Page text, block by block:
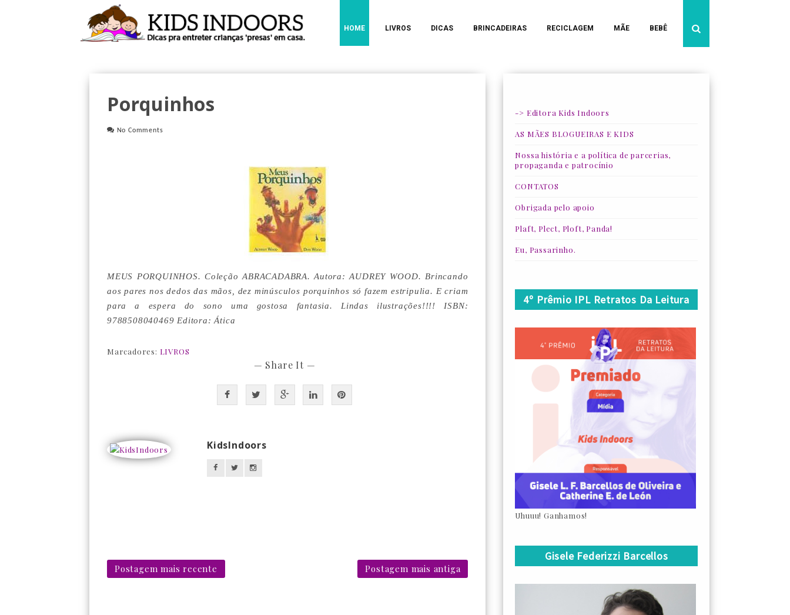
HOME LIVROS DICAS BRINCADEIRAS RECICLAGEM MÃE BEBÊ
Porquinhos
No Comments
MEUS PORQUINHOS. Coleção ABRACADABRA. Autora: AUDREY WOOD. Brincando
aos pares nos dedos das mãos, dez minúsculos porquinhos só fazem estripulia. E criam
para a espera do sono uma gostosa fantasia. Lindas ilustrações!!!! ISBN:
9788508040469 Editora: Ática
Marcadores: LIVROS
— Share It —
KidsIndoors
Postagem mais recente Postagem mais antiga
-> Editora Kids Indoors
AS MÃES BLOGUEIRAS E KIDS
Nossa história e a política de parcerias,
propaganda e patrocínio
CONTATOS
Obrigada pelo apoio
Plaft, Plect, Ploft, Panda!
Eu, Passarinho.
4º Prêmio IPL Retratos Da Leitura
Uhuuu! Ganhamos!
Gisele Federizzi Barcellos